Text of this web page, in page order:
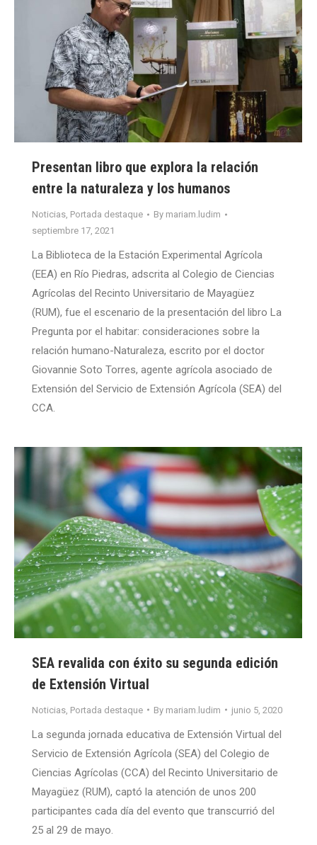
Presentan libro que explora la relación
entre la naturaleza y los humanos
Noticias, Portada destaque By mariam.ludim
septiembre 17, 2021
La Biblioteca de la Estación Experimental Agrícola
(EEA) en Río Piedras, adscrita al Colegio de Ciencias
Agrícolas del Recinto Universitario de Mayagüez
(RUM), fue el escenario de la presentación del libro La
Pregunta por el habitar: consideraciones sobre la
relación humano-Naturaleza, escrito por el doctor
Giovannie Soto Torres, agente agrícola asociado de
Extensión del Servicio de Extensión Agrícola (SEA) del
CCA.
SEA revalida con éxito su segunda edición
de Extensión Virtual
Noticias Portada destaque By mariam.ludim junio 5, 2020
La segunda jornada educativa de Extensión Virtual del
Servicio de Extensión Agrícola (SEA) del Colegio de
Ciencias Agrícolas (CCA) del Recinto Universitario de
Mayagüez (RUM), captó la atención de unos 200
participantes cada día del evento que transcurrió del
25 al 29 de mayo.